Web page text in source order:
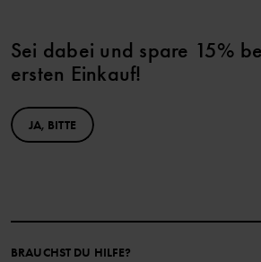
Sei dabei und spare 15%
ersten Einkauf!
JA, BITTE
BRAUCHST DU HILFE?